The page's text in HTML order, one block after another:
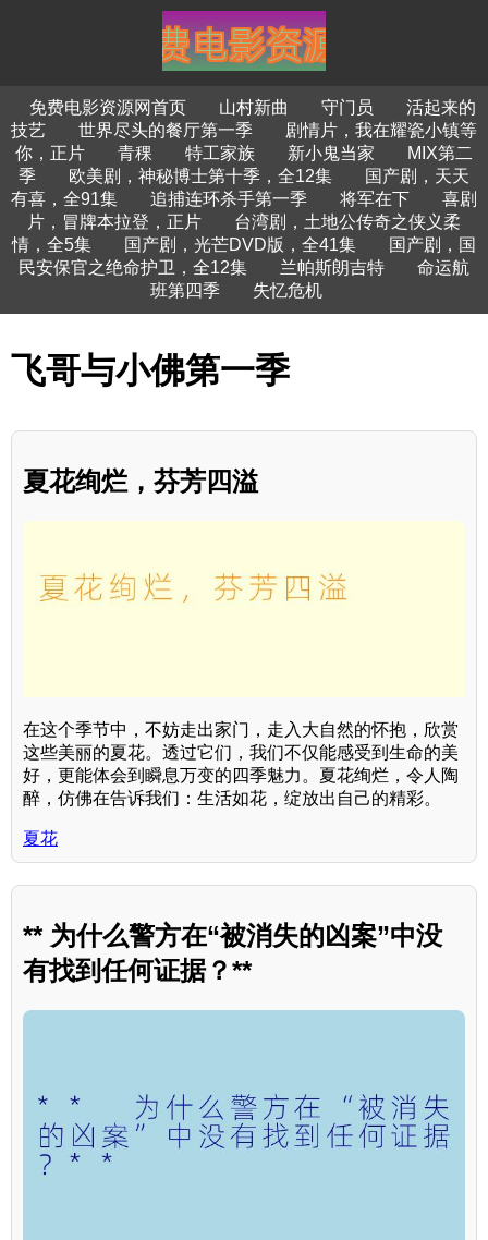
免费电影资源网首页 山村新曲 守门员
活起来的
技艺
世界尽头的餐厅第一季
剧情片，我在耀瓷小镇等
你，正片
青稞 特工家族 新小鬼当家
MIX第二
季
欧美剧，神秘博士第十季，全12集
国产剧，天天
有喜，全91集
追捕连环杀手第一季 将军在下
喜剧
片，冒牌本拉登，正片
台湾剧，土地公传奇之侠义柔
情，全5集
国产剧，光芒DVD版，全41集
国产剧，国
民安保官之绝命护卫，全12集
兰帕斯朗吉特
命运航
班第四季
失忆危机
飞哥与小佛第一季
夏花绚烂，芬芳四溢
在这个季节中，不妨走出家门，走入大自然的怀抱，欣赏
这些美丽的夏花。透过它们，我们不仅能感受到生命的美
好，更能体会到瞬息万变的四季魅力。夏花绚烂，令人陶
醉，仿佛在告诉我们：生活如花，绽放出自己的精彩。
夏花
** 为什么警方在“被消失的凶案”中没
有找到任何证据？**